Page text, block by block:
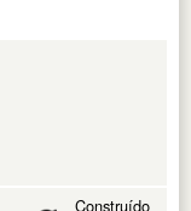
Construído